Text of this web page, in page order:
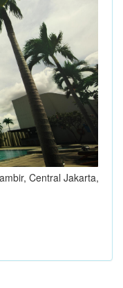
Central Jakarta,